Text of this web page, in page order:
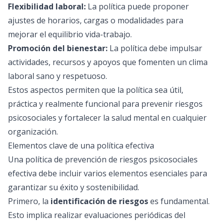
Flexibilidad laboral: La política puede proponer
ajustes de horarios, cargas o modalidades para
mejorar el equilibrio vida-trabajo.
Promoción del bienestar: La política debe impulsar
actividades, recursos y apoyos que fomenten un clima
laboral sano y respetuoso.
Estos aspectos permiten que la política sea útil,
práctica y realmente funcional para prevenir riesgos
psicosociales y fortalecer la salud mental en cualquier
organización.
Elementos clave de una política efectiva
Una política de prevención de riesgos psicosociales
efectiva debe incluir varios elementos esenciales para
garantizar su éxito y sostenibilidad.
Primero, la identificación de riesgoses fundamental.
Esto implica realizar evaluaciones periódicas del